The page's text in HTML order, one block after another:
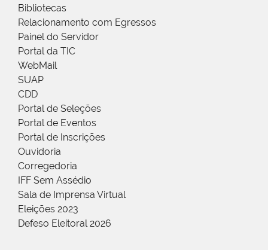
Bibliotecas
Relacionamento com Egressos
Painel do Servidor
Portal da TIC
WebMail
SUAP
CDD
Portal de Seleções
Portal de Eventos
Portal de Inscrições
Ouvidoria
Corregedoria
IFF Sem Assédio
Sala de Imprensa Virtual
Eleições 2023
Defeso Eleitoral 2026